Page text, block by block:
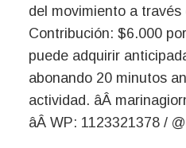
del movimiento a
Contribución: $6.000
puede adquirir
abonando 20 minutos
actividad. âÂ
âÂ WP: 1123321378 /